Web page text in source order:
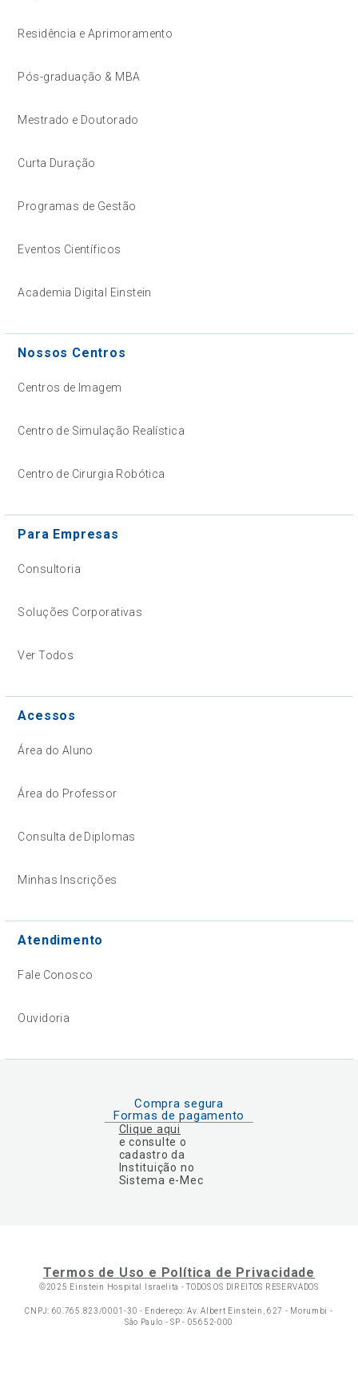
Residência e Aprimoramento
Pós-graduação & MBA
Mestrado e Doutorado
Curta Duração
Programas de Gestão
Eventos Científicos
Academia Digital Einstein
Nossos Centros
Centros de Imagem
Centro de Simulação Realística
Centro de Cirurgia Robótica
Para Empresas
Consultoria
Soluções Corporativas
Ver Todos
Acessos
Área do Aluno
Área do Professor
Consulta de Diplomas
Minhas Inscrições
Atendimento
Fale Conosco
Ouvidoria
Compra segura
Formas de pagamento
Clique aqui
e consulte o
cadastro da
Instituição no
Sistema e-Mec
Termos de Uso e Política de Privacidade
©2025 Einstein Hospital Israelita -TODOS OS DIREITOS RESERVADOS
CNPJ: 60.765.823/0001-30 - Endereço: Av. Albert Einstein, 627 - Morumbi -
São Paulo - SP - 05652-000